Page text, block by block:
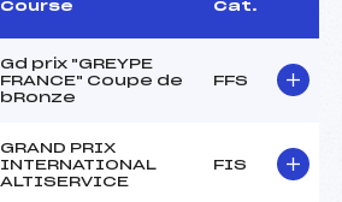
Course Cat.
Gd prix "GREYPE
FRANCE" Coupe de
bRonze
FFS
GRAND PRIX
INTERNATIONAL
ALTISERVICE
FIS